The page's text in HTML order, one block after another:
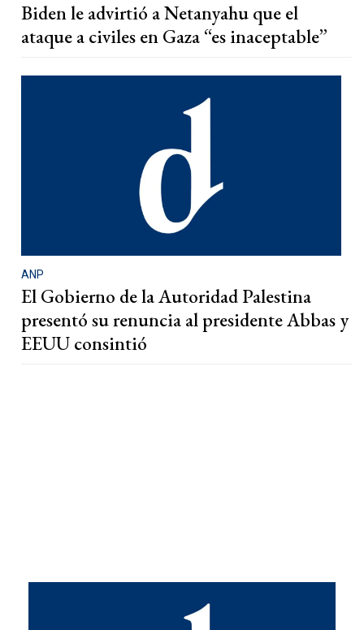
Biden le advirtió a Netanyahu que el
ataque a civiles en Gaza “es inaceptable”
ANP
El Gobierno de la Autoridad Palestina
presentó su renuncia al presidente Abbas y
EEUU consintió